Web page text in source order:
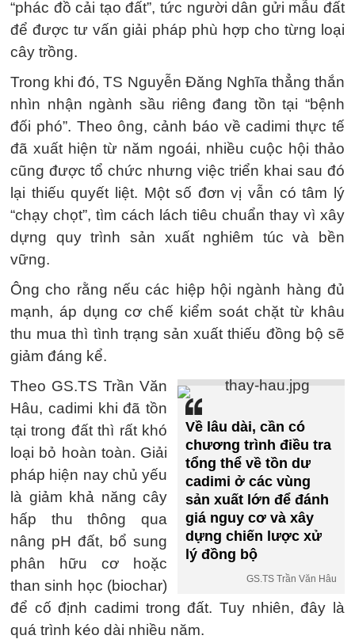
“phác đồ cải tạo đất”, tức người dân gửi mẫu đất
để được tư vấn giải pháp phù hợp cho từng loại
cây trồng.
Trong khi đó, TS Nguyễn Đăng Nghĩa thẳng thắn
nhìn nhận ngành sầu riêng đang tồn tại “bệnh
đối phó”. Theo ông, cảnh báo về cadimi thực tế
đã xuất hiện từ năm ngoái, nhiều cuộc hội thảo
cũng được tổ chức nhưng việc triển khai sau đó
lại thiếu quyết liệt. Một số đơn vị vẫn có tâm lý
“chạy chọt”, tìm cách lách tiêu chuẩn thay vì xây
dựng quy trình sản xuất nghiêm túc và bền
vững.
Ông cho rằng nếu các hiệp hội ngành hàng đủ
mạnh, áp dụng cơ chế kiểm soát chặt từ khâu
thu mua thì tình trạng sản xuất thiếu đồng bộ sẽ
giảm đáng kể.
Về lâu dài, cần có
chương trình điều tra
tổng thể về tồn dư
cadimi ở các vùng
sản xuất lớn để đánh
giá nguy cơ và xây
dựng chiến lược xử
lý đồng bộ
GS.TS Trần Văn Hâu
Theo GS.TS Trần Văn
Hâu, cadimi khi đã tồn
tại trong đất thì rất khó
loại bỏ hoàn toàn. Giải
pháp hiện nay chủ yếu
là giảm khả năng cây
hấp thu thông qua
nâng pH đất, bổ sung
phân hữu cơ hoặc
than sinh học (biochar)
để cố định cadimi trong đất. Tuy nhiên, đây là
quá trình kéo dài nhiều năm.